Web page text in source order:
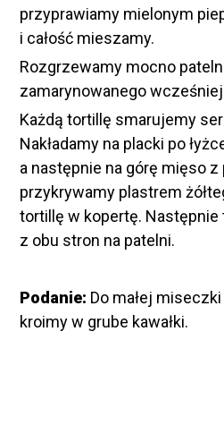
przyprawiamy mielonym
i całość mieszamy.
Rozgrzewamy mocno
zamarynowanego
Każdą tortillę smarujemy
Nakładamy na placki po
a następnie na górę mięso z
przykrywamy plastrem
tortillę w kopertę.
z obu stron na patelni.
Podanie: Do małej
kroimy w grube kawałki.